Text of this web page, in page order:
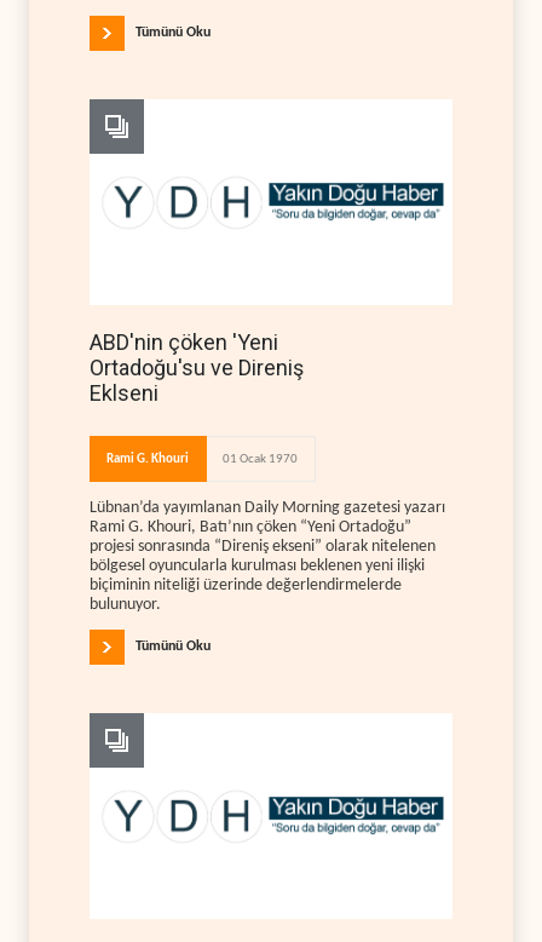
Tümünü Oku
ABD'nin çöken 'Yeni
Ortadoğu'su ve Direniş
Eklseni
Rami G. Khouri 01 Ocak 1970
Lübnan’da yayımlanan Daily Morning gazetesi yazarı
Rami G. Khouri, Batı’nın çöken “Yeni Ortadoğu”
projesi sonrasında “Direniş ekseni” olarak nitelenen
bölgesel oyuncularla kurulması beklenen yeni ilişki
biçiminin niteliği üzerinde değerlendirmelerde
bulunuyor.
Tümünü Oku